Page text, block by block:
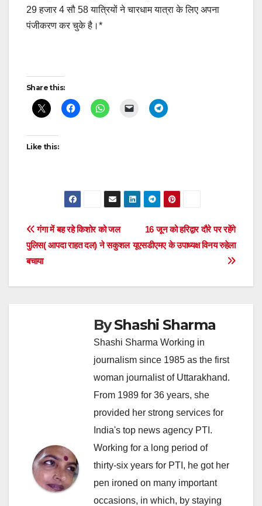
29 हजार 4 सौ 58 यात्रियों ने चारधाम यात्रा के लिए अपना
पंजीकरण कर चुके है।*
Post
navigation
Share this:
Like this:
Post
navigation
16 जून को हरिद्वार दौरे पर रहेंगे
यूएसडीएमए के उपाध्यक्ष विनय रुहेला
गंगा में बह रहे किशोर को जल
पुलिस( आपदा राहत दल) ने सकुशल
बचाया
ByShashi Sharma
Shashi Sharma Working in
journalism since 1985 as the first
woman journalist of Uttarakhand.
From 1989 for 36 years, she
provided her strong services for
India's top news agency PTI.
Working for a long period of
thirty-six years for PTI, he got her
pen ironed on many important
occasions, in which, by staying